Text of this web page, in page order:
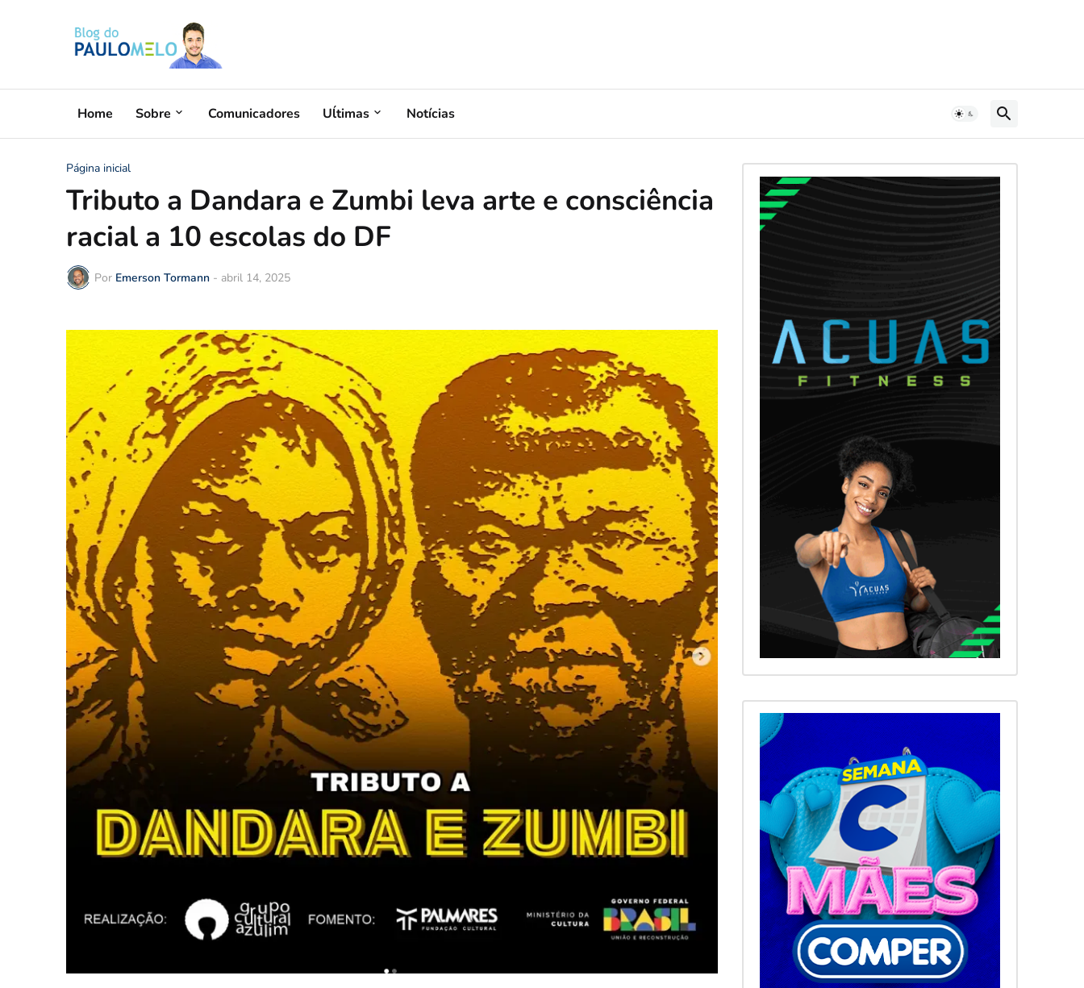
Home Sobre Comunicadores Uĺtimas Notícias
Página inicial
Tributo a Dandara e Zumbi leva arte e consciência
racial a 10 escolas do DF
Por Emerson Tormann - abril 14, 2025